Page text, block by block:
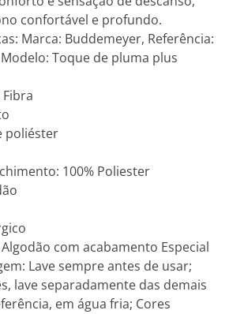
confortável e profundo.
Marca: Buddemeyer, Referência:
Toque de pluma plus
poliéster
100% Poliester
Algodão com acabamento Especial
Lave sempre antes de usar;
lave separadamente das demais
em água fria; Cores